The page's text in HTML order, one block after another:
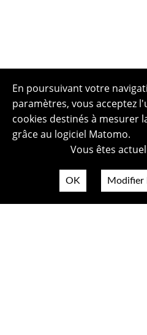
En poursuivant votre
paramètres, vous acceptez
cookies destinés à mesurer
grâce au logiciel Matomo.
Vous êtes
OK Modifier